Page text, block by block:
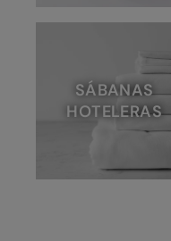
SÁBANAS
HOTELERAS